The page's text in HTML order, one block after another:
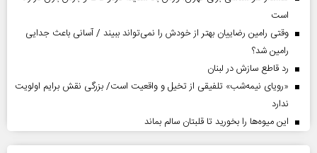
است
وقتی رامین رضاییان بهتر از خودش را نمی‌تواند ببیند / آسانی باعث جدایی
رامین شد؟
رد قاطع سازش در لبنان
«رویای نیمه‌شب» تلفیقی از تخیل و واقعیت است/ بزرگی نقش برایم اولویت
ندارد
این میوه‌ها را بخورید تا قلبتان سالم بماند